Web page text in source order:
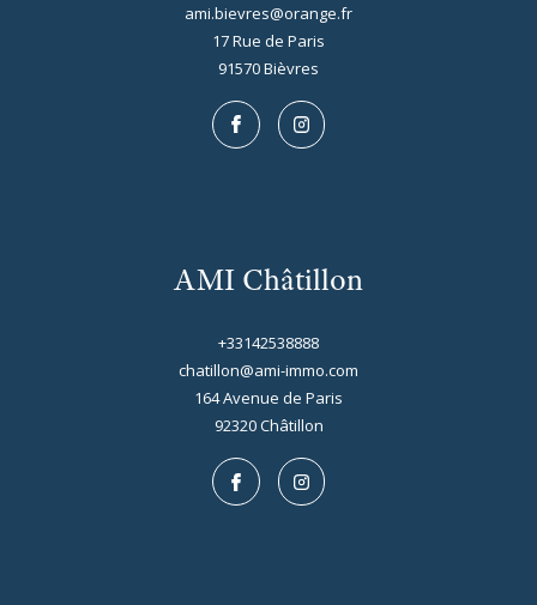
ami.bievres@orange.fr
17 Rue de Paris
91570
bièvres
AMI Châtillon
+33142538888
chatillon@ami-immo.com
164 Avenue de Paris
92320 châtillon